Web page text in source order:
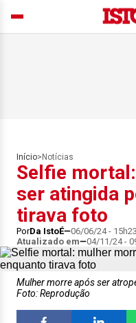
Início> Notícias
Selfie
ser atingida
tirava foto
PorDa IstoÉ 06/06/24 -
Atualizado em
04/11/24 -
Mulher morre após ser
Foto: Reprodução